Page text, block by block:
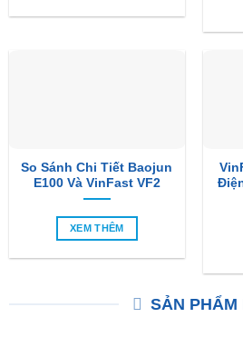
So Sánh Chi Tiết Baojun
E100 Và VinFast VF2
XEM THÊM
SẢN PHẨM